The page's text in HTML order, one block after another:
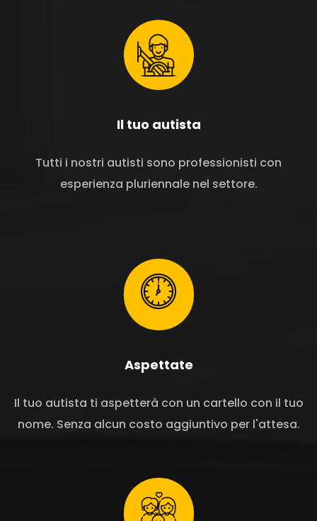
Il tuo autista
Tutti i nostri autisti sono professionisti con
esperienza pluriennale nel settore.
Aspettate
Il tuo autista ti aspetterà con un cartello con il tuo
nome. Senza alcun costo aggiuntivo per l'attesa.